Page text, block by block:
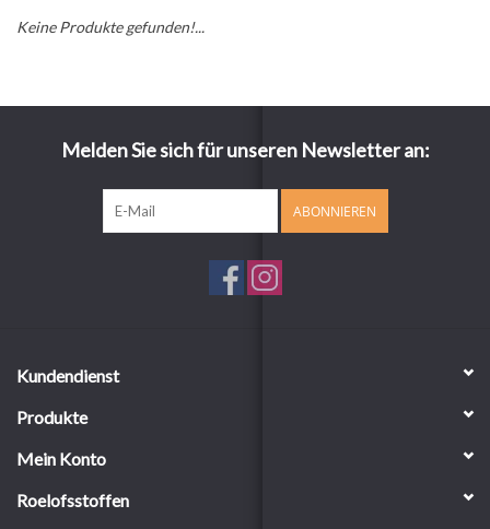
Keine Produkte gefunden!...
Melden Sie sich für unseren Newsletter an:
ABONNIEREN
Kundendienst
Produkte
Mein Konto
Roelofsstoffen